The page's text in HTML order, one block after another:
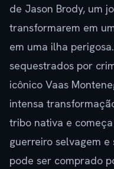
de Jason Brody, um
transformarem em
em uma ilha
sequestrados por
icônico Vaas
intensa
tribo nativa e
guerreiro selvagem e
pode ser comprado